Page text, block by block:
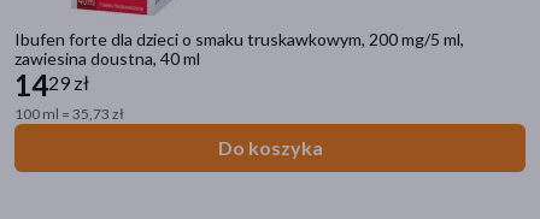
Ibufen forte dla dzieci o smaku truskawkowym, 200 mg/5 ml,
zawiesina doustna, 40 ml
1429 zł
100 ml = 35,73 zł
Do koszyka